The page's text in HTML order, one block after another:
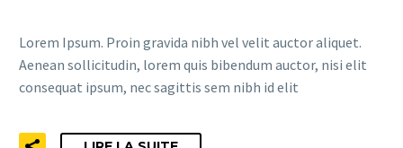
Lorem Ipsum. Proin gravida nibh vel velit auctor aliquet.
Aenean sollicitudin, lorem quis bibendum auctor, nisi elit
consequat ipsum, nec sagittis sem nibh id elit